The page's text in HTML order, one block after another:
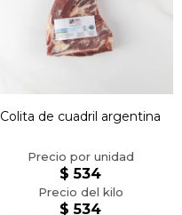
Colita de cuadril argentina
$ 534
$ 534